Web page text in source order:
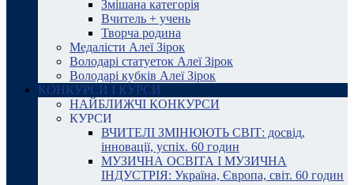
Змішана категорія
Вчитель + учень
Творча родина
Медалісти Алеї Зірок
Володарі статуеток Алеї Зірок
Володарі кубків Алеї Зірок
КОНКУРСИ І КУРСИ
НАЙБЛИЖЧІ КОНКУРСИ
КУРСИ
ВЧИТЕЛІ ЗМІНЮЮТЬ СВІТ: досвід,
інновації, успіх. 60 годин
МУЗИЧНА ОСВІТА І МУЗИЧНА
ІНДУСТРІЯ: Україна, Європа, світ. 60 годин